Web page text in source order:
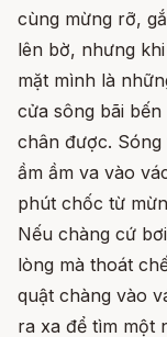
cùng mừng rỡ,
lên bờ, nhưng
mặt mình là
cửa sông bãi
chân được.
ầm ầm va vào
phút chốc từ
Nếu chàng cứ
lòng mà thoát
quật chàng vào
ra xa để tìm một